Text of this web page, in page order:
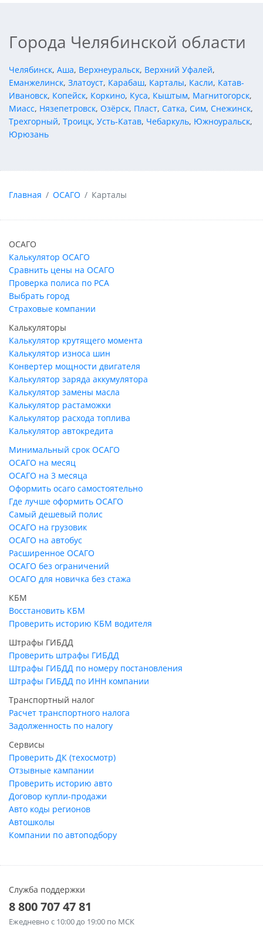
Города Челябинской области
Челябинск, Аша, Верхнеуральск, Верхний Уфалей,
Еманжелинск, Златоуст, Карабаш, Карталы, Касли, Катав-
Ивановск, Копейск, Коркино, Куса, Кыштым, Магнитогорск,
Миасс, Нязепетровск, Озёрск, Пласт, Сатка, Сим, Снежинск,
Трехгорный, Троицк, Усть-Катав, Чебаркуль, Южноуральск,
Юрюзань
Главная ОСАГО Карталы
ОСАГО
Калькулятор ОСАГО
Сравнить цены на ОСАГО
Проверка полиса по РСА
Выбрать город
Страховые компании
Калькуляторы
Калькулятор крутящего момента
Калькулятор износа шин
Конвертер мощности двигателя
Калькулятор заряда аккумулятора
Калькулятор замены масла
Калькулятор растаможки
Калькулятор расхода топлива
Калькулятор автокредита
Минимальный срок ОСАГО
ОСАГО на месяц
ОСАГО на 3 месяца
Оформить осаго самостоятельно
Где лучше оформить ОСАГО
Самый дешевый полис
ОСАГО на грузовик
ОСАГО на автобус
Расширенное ОСАГО
ОСАГО без ограничений
ОСАГО для новичка без стажа
КБМ
Восстановить КБМ
Проверить историю КБМ водителя
Штрафы ГИБДД
Проверить штрафы ГИБДД
Штрафы ГИБДД по номеру постановления
Штрафы ГИБДД по ИНН компании
Транспортный налог
Расчет транспортного налога
Задолженность по налогу
Сервисы
Проверить ДК (техосмотр)
Отзывные кампании
Проверить историю авто
Договор купли-продажи
Авто коды регионов
Автошколы
Компании по автоподбору
Служба поддержки
8 800 707 47 81
Ежедневно с 10:00 до 19:00 по МСК